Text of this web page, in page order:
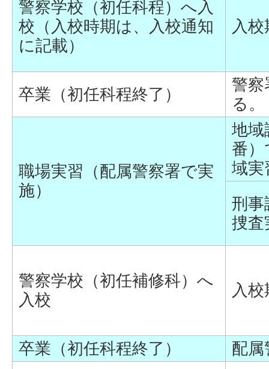
警察学校（初任科程）へ入
校（入校時期は、入校通知
に記載）
入
卒業（初任科程終了）
警察
る。
職場実習（配属警察署で実
施）
地域
番
域実
刑事
捜査
警察学校（初任補修科）へ
入校
入
卒業（初任科程終了） 配